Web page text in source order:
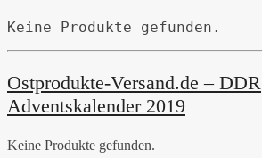
Keine Produkte gefunden.
Ostprodukte-Versand.de – DDR
Adventskalender 2019
Keine Produkte gefunden.